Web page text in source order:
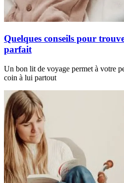
Quelques conseils pour
parfait
Un bon lit de voyage permet à votre
coin à lui partout